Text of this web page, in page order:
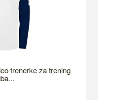
trenerke za trening